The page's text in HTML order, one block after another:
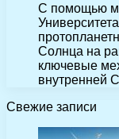
С помощью
Солнца на
ключевые
внутренней
Свежие записи